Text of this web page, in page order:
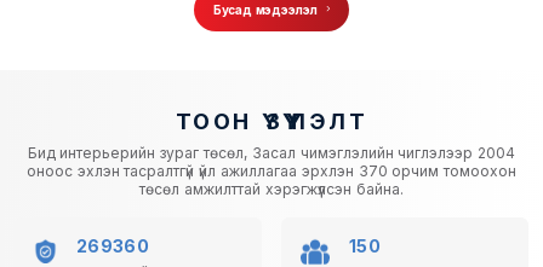
Бусад мэдээлэл
ТООН ҮЗҮҮЛЭЛТ
Бид интерьерийн зураг төсөл, Засал чимэглэлийн чиглэлээр 2004
оноос эхлэн тасралтгүй үйл ажиллагаа эрхлэн 370 орчим томоохон
төсөл амжилттай хэрэгжүүлсэн байна.
269360 150